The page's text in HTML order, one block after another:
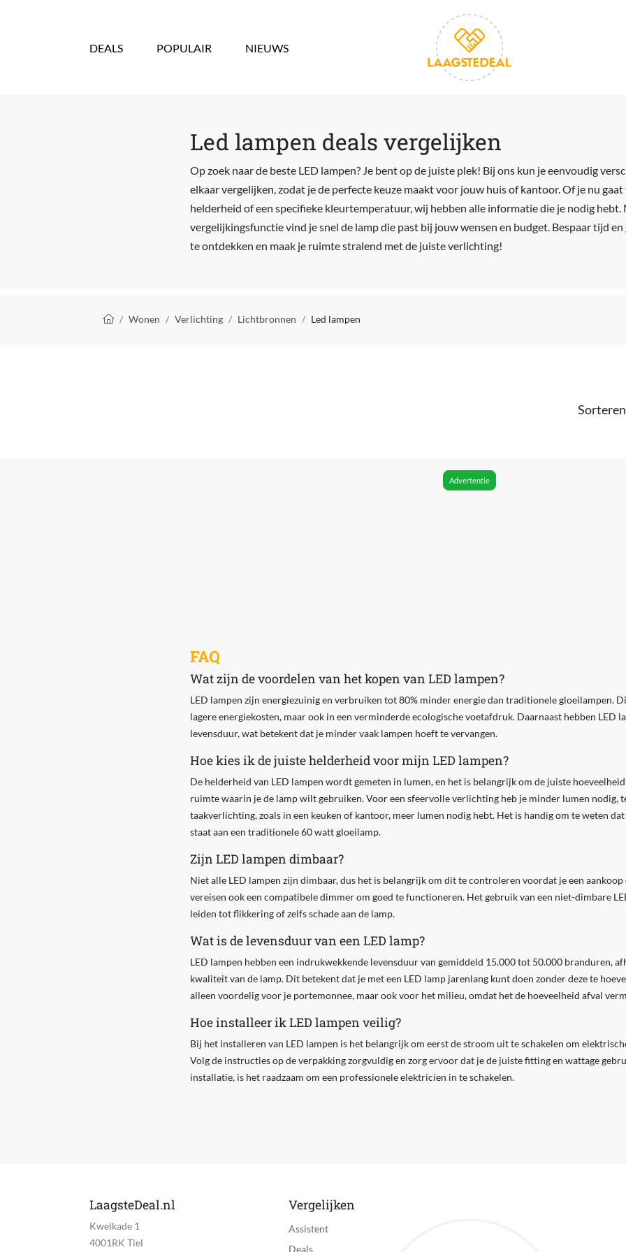
DEALS POPULAIR NIEUWS
Led lampen deals vergelijken
Op zoek naar de beste LED lampen? Je bent op de juiste plek! Bij ons kun je eenvoudig
elkaar vergelijken, zodat je de perfecte keuze maakt voor jouw huis of kantoor. Of je nu
helderheid of een specifieke kleurtemperatuur, wij hebben alle informatie die je nodig hebt.
vergelijkingsfunctie vind je snel de lamp die past bij jouw wensen en budget. Bespaar tijd
te ontdekken en maak je ruimte stralend met de juiste verlichting!
Kruimelpad
Wonen Verlichting Lichtbronnen Led lampen
Advertentie
FAQ
Wat zijn de voordelen van het kopen van LED lampen?
LED lampen zijn energiezuinig en verbruiken tot 80% minder energie dan traditionele gloeilampen.
lagere energiekosten, maar ook in een verminderde ecologische voetafdruk. Daarnaast hebben LED
levensduur, wat betekent dat je minder vaak lampen hoeft te vervangen.
Hoe kies ik de juiste helderheid voor mijn LED lampen?
De helderheid van LED lampen wordt gemeten in lumen, en het is belangrijk om de juiste
ruimte waarin je de lamp wilt gebruiken. Voor een sfeervolle verlichting heb je minder lumen nodig,
taakverlichting, zoals in een keuken of kantoor, meer lumen nodig hebt. Het is handig om te weten
staat aan een traditionele 60 watt gloeilamp.
Zijn LED lampen dimbaar?
Niet alle LED lampen zijn dimbaar, dus het is belangrijk om dit te controleren voordat je een
vereisen ook een compatibele dimmer om goed te functioneren. Het gebruik van een niet-dimbare
leiden tot flikkering of zelfs schade aan de lamp.
Wat is de levensduur van een LED lamp?
LED lampen hebben een indrukwekkende levensduur van gemiddeld 15.000 tot 50.000 branduren,
kwaliteit van de lamp. Dit betekent dat je met een LED lamp jarenlang kunt doen zonder deze te
alleen voordelig voor je portemonnee, maar ook voor het milieu, omdat het de hoeveelheid afval
Hoe installeer ik LED lampen veilig?
Bij het installeren van LED lampen is het belangrijk om eerst de stroom uit te schakelen om
Volg de instructies op de verpakking zorgvuldig en zorg ervoor dat je de juiste fitting en wattage
installatie, is het raadzaam om een professionele elektricien in te schakelen.
LaagsteDeal.nl
Kwelkade 1
4001RK Tiel
Vergelijken
Assistent
Deals